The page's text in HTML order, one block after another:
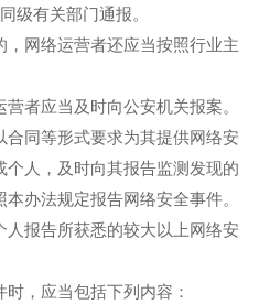
级有关部门通报。
网络运营者还应当按照行业主
者应当及时向公安机关报案。
合同等形式要求为其提供网络安
人，及时向其报告监测发现的
办法规定报告网络安全事件。
人报告所获悉的较大以上网络安
，应当包括下列内容：